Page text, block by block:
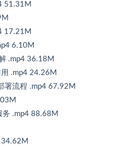
51.31M
17.21M
6.10M
.mp4 36.18M
.mp4 24.26M
署流程 .mp4 67.92M
务 .mp4 88.68M